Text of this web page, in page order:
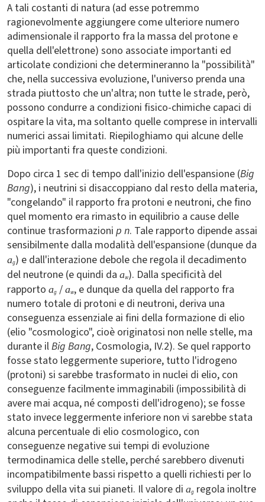
A tali costanti di natura (ad esse potremmo
ragionevolmente aggiungere come ulteriore numero
adimensionale il rapporto fra la massa del protone e
quella dell'elettrone) sono associate importanti ed
articolate condizioni che determineranno la "possibilità"
che, nella successiva evoluzione, l'universo prenda una
strada piuttosto che un'altra; non tutte le strade, però,
possono condurre a condizioni fisico-chimiche capaci di
ospitare la vita, ma soltanto quelle comprese in intervalli
numerici assai limitati. Riepiloghiamo qui alcune delle
più importanti fra queste condizioni.
Dopo circa 1 sec di tempo dall'inizio dell'espansione (Big
Bang), i neutrini si disaccoppiano dal resto della materia,
"congelando" il rapporto fra protoni e neutroni, che fino
quel momento era rimasto in equilibrio a cause delle
continue trasformazioni p n. Tale rapporto dipende assai
sensibilmente dalla modalità dell'espansione (dunque da
ag) e dall'interazione debole che regola il decadimento
del neutrone (e quindi da aw). Dalla specificità del
rapporto ag / aw, e dunque da quella del rapporto fra
numero totale di protoni e di neutroni, deriva una
conseguenza essenziale ai fini della formazione di elio
(elio "cosmologico", cioè originatosi non nelle stelle, ma
durante ilBig Bang, Cosmologia, IV.2). Se quel rapporto
fosse stato leggermente superiore, tutto l'idrogeno
(protoni) si sarebbe trasformato in nuclei di elio, con
conseguenze facilmente immaginabili (impossibilità di
avere mai acqua, né composti dell'idrogeno); se fosse
stato invece leggermente inferiore non vi sarebbe stata
alcuna percentuale di elio cosmologico, con
conseguenze negative sui tempi di evoluzione
termodinamica delle stelle, perché sarebbero divenuti
incompatibilmente bassi rispetto a quelli richiesti per lo
sviluppo della vita sui pianeti. Il valore di ag regola inoltre